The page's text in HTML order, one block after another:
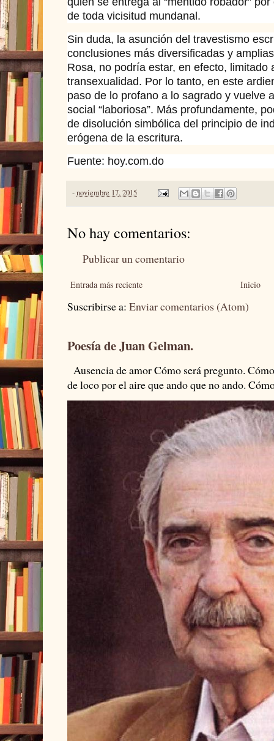
de toda vicisitud mundanal.
Sin duda, la asunción del travestismo
conclusiones más diversificadas y
Rosa, no podría estar, en efecto, limitado
transexualidad. Por lo tanto, en este
paso de lo profano a lo sagrado y vuelve
social “laboriosa”. Más profundamente,
de disolución simbólica del principio de
erógena de la escritura.
Fuente: hoy.com.do
-noviembre 17, 2015
No hay comentarios:
Publicar un comentario
Entrada más reciente Inicio
Suscribirse a: Enviar comentarios (Atom)
Poesía de Juan Gelman.
Ausencia de amor Cómo será pregunto.
de loco por el aire que ando que no ando.